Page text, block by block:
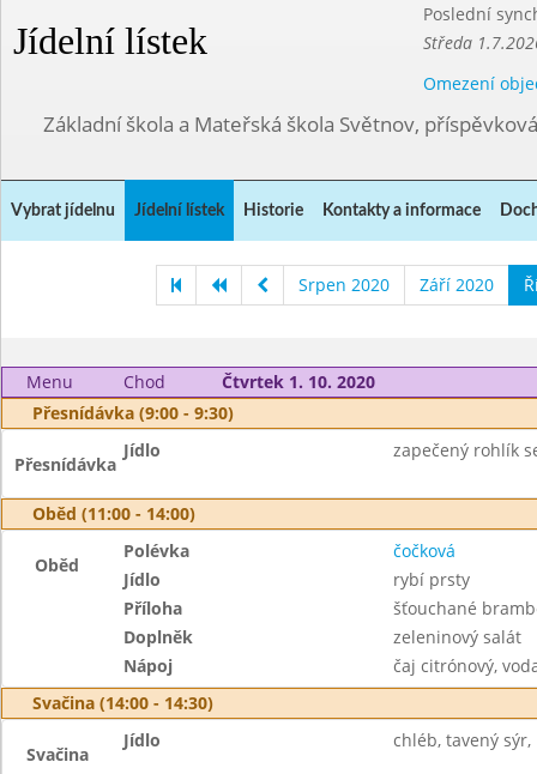
Jídelní lístek
Poslední
Středa
Omezení
Základní škola a Mateřská škola Světnov,
Vybrat jídelnu Jídelní lístek Historie Kontakty a informace
Srpen 2020 Září 2020
Menu Chod
Čtvrtek 1. 10. 2020
Přesnídávka (9:00 - 9:30)
Přesnídávka
Jídlo zapečený rohlík
Oběd (11:00 - 14:00)
Oběd
Polévka
čočková
Jídlo
rybí prsty
Příloha
šťouchané
Doplněk
zeleninový salát
Nápoj
čaj citrónový,
Svačina (14:00 - 14:30)
Svačina
Jídlo chléb, tavený sýr,